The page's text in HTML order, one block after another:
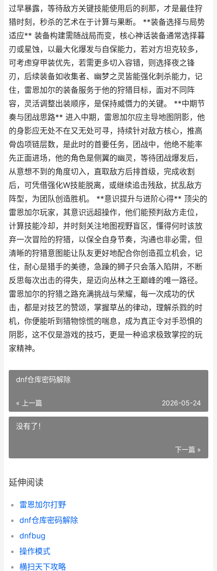
过早暴露，等待敌方关键技能使用后的刹那，才是最佳狩
猎时刻，秒杀的艺术在于计算与果断。 **装备选择与局势
适应** 装备构建需随战局而变，核心神话装备通常选择暮
刃或星蚀，以最大化爆发与自保能力，若对方坦克较多，
可考虑穿甲装优先，若需更多切入容错，则选择夜之锋
刃，后续装备如收集者、幽梦之灵皆能强化刺杀能力，记
住，雷恩加尔的装备服务于他的狩猎目标，面对不同阵
容，灵活调整出装顺序，是保持威慑力的关键。 **中期节
奏与团战思路** 进入中期，雷恩加尔应主导地图阴影，他
的身影应无处不在又无处可寻，持续针对敌方核心，推高
骨齿项链层数，是此时的首要任务，团战中，他绝不能率
先正面进场，他的角色是侧翼的幽灵，等待团战爆发后，
从意想不到的角度切入，直取敌方后排首级，完成收割
后，可凭借强化W技能脱离，或继续追击残敌，扰乱敌方
阵型，为团队创造胜机。 **意识提升与进阶心得** 顶尖的
雷恩加尔玩家，其意识远超操作，他们能预判敌方走位，
计算技能冷却，并时刻关注地图视野盲区，懂得何时该放
弃一次冒险的狩猎，以保全自身节奏，沟通也非必需，但
清晰的狩猎意图能让队友更好地配合你创造孤立机会，记
住，耐心是猎手的美德，急躁的狮子只会落入陷阱，不断
反思每次出击的得失，是迈向丛林之王巅峰的唯一路径。
雷恩加尔的狩猎之路充满挑战与荣耀，每一次成功的伏
击，都是对技艺的赞颂，掌握草丛的律动，理解杀戮的时
机，你便能听到猎物惊慌的喘息，成为真正令对手恐惧的
阴影，这不仅是游戏的技巧，更是一种追求极致掌控的玩
家精神。
dnf仓库密码解除
« 上一篇 2026-05-24
没有了！
下一篇 »
延伸阅读
雷恩加尔打野
dnf仓库密码解除
dnfbug
操作模式
横扫天下攻略